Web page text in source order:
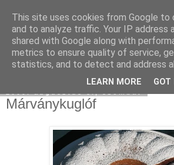
Moha Konyha
Márványkuglóf
This site uses cookies from Google to
and to analyze traffic. Your IP address
shared with Google along with
metrics to ensure quality of service,
statistics, and to detect and address
LEARN MORE GOT